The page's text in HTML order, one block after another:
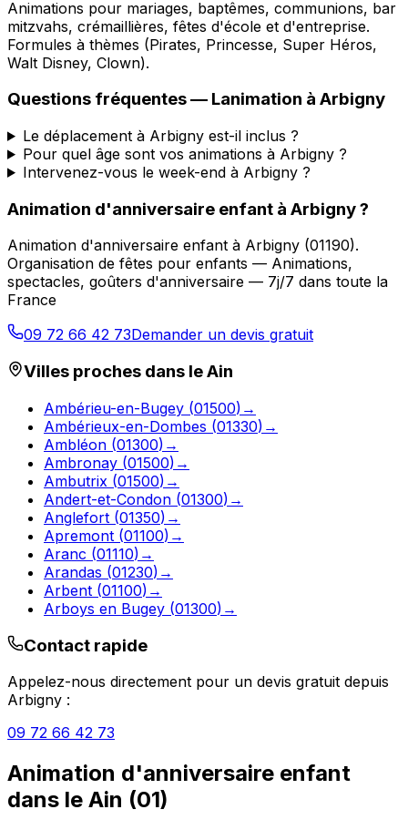
Animations pour mariages, baptêmes, communions, bar
mitzvahs, crémaillières, fêtes d'école et d'entreprise.
Formules à thèmes (Pirates, Princesse, Super Héros,
Walt Disney, Clown).
Questions fréquentes — Lanimation à Arbigny
Le déplacement à Arbigny est-il inclus ?
Pour quel âge sont vos animations à Arbigny ?
Intervenez-vous le week-end à Arbigny ?
Animation d'anniversaire enfant à Arbigny?
Animation d'anniversaire enfant à Arbigny (01190).
Organisation de fêtes pour enfants — Animations,
spectacles, goûters d'anniversaire — 7j/7 dans toute la
France
09 72 66 42 73Demander un devis gratuit
Villes proches dans leAin
Ambérieu-en-Bugey (01500) →
Ambérieux-en-Dombes (01330) →
Ambléon (01300) →
Ambronay (01500) →
Ambutrix (01500) →
Andert-et-Condon (01300) →
Anglefort (01350) →
Apremont (01100) →
Aranc (01110) →
Arandas (01230) →
Arbent (01100) →
Arboys en Bugey (01300) →
Contact rapide
Appelez-nous directement pour un devis gratuit depuis
Arbigny :
09 72 66 42 73
Animation d'anniversaire enfant
dans le Ain (01)